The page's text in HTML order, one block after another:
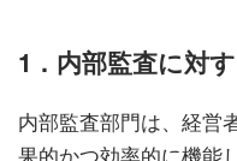
1．内部監査に対
内部監査部門は、経営